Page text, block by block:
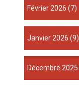
février 2026 (7)
janvier 2026 (9)
décembre 2025